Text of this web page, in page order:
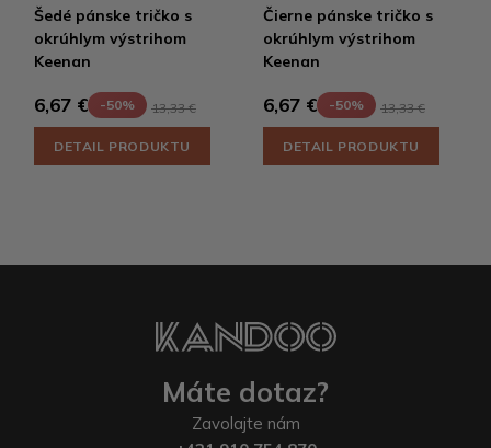
Šedé pánske tričko s
okrúhlym výstrihom
Keenan
6,67 € -50% 13,33 €
DETAIL PRODUKTU
Čierne pánske tričko s
okrúhlym výstrihom
Keenan
6,67 € -50% 13,33 €
DETAIL PRODUKTU
Máte dotaz?
Zavolajte nám